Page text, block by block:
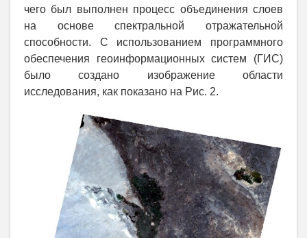
чего был выполнен процесс объединения слоев
на основе спектральной отражательной
способности. С использованием программного
обеспечения геоинформационных систем (ГИС)
было создано изображение области
исследования, как показано на Рис. 2.